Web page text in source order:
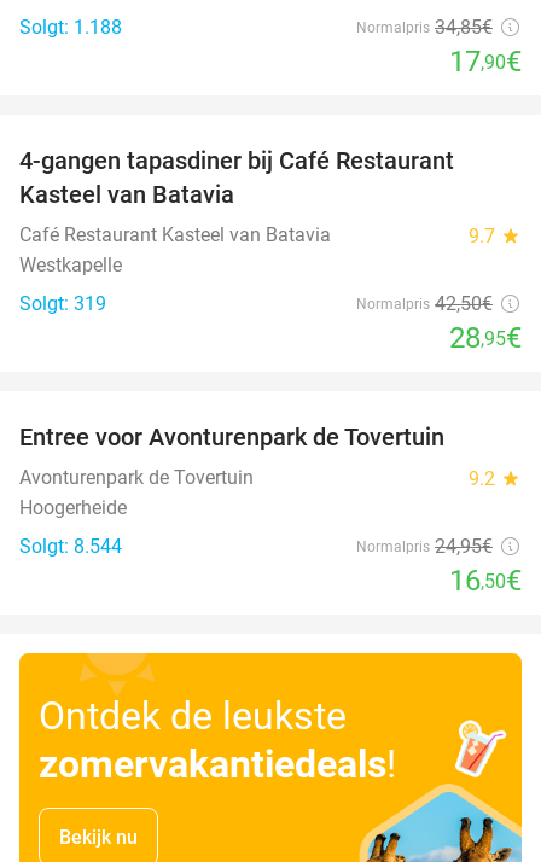
Solgt: 1.188 Normalpris 34,85€
17,90€
4-gangen tapasdiner bij Café Restaurant
Kasteel van Batavia
Café Restaurant Kasteel van Batavia 9.7 star
Westkapelle
Solgt: 319
Normalpris 42,50€
28,95€
Entree voor Avonturenpark de Tovertuin
Avonturenpark de Tovertuin 9.2 star
Hoogerheide
Solgt: 8.544
Normalpris 24,95€
16,50€
Ontdek de leukste
zomervakantiedeals!
Bekijk nu